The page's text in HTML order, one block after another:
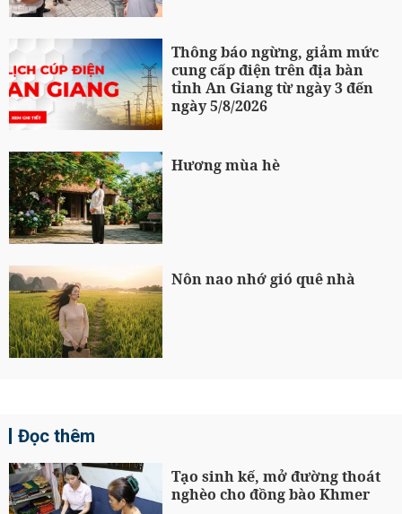
Thông báo ngừng, giảm mức
cung cấp điện trên địa bàn
tỉnh An Giang từ ngày 3 đến
ngày 5/8/2026
Hương mùa hè
Nôn nao nhớ gió quê nhà
Đọc thêm
Tạo sinh kế, mở đường thoát
nghèo cho đồng bào Khmer